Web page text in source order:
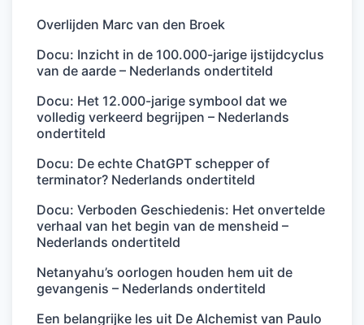
Overlijden Marc van den Broek
Docu: Inzicht in de 100.000-jarige ijstijdcyclus
van de aarde – Nederlands ondertiteld
Docu: Het 12.000-jarige symbool dat we
volledig verkeerd begrijpen – Nederlands
ondertiteld
Docu: De echte ChatGPT schepper of
terminator? Nederlands ondertiteld
Docu: Verboden Geschiedenis: Het onvertelde
verhaal van het begin van de mensheid –
Nederlands ondertiteld
Netanyahu’s oorlogen houden hem uit de
gevangenis – Nederlands ondertiteld
Een belangrijke les uit De Alchemist van Paulo